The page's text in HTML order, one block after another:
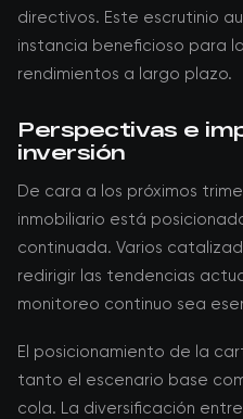
directivos. Este escrutinio
instancia beneficioso para
rendimientos a largo plazo.
Perspectivas e
inversión
De cara a los próximos
inmobiliario está
continuada. Varios
redirigir las tendencias
monitoreo continuo sea
El posicionamiento de la
tanto el escenario base
cola. La diversificación